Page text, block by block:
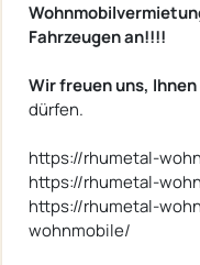
Fahrzeugen an!!!!
Wir freuen uns,
dürfen.
https://rhumetal-
https://rhumetal-
https://rhumetal-
wohnmobile/